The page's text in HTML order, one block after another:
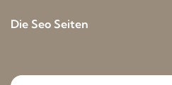
Die Seo Seiten